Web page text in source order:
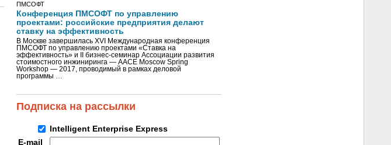
ПМСОФТ
Конференция ПМСОФТ по управлению
проектами: российские предприятия делают
ставку на эффективность
В Москве завершилась XVI Международная конференция
ПМСОФТ по управлению проектами «Ставка на
эффективность» и II бизнес-семинар Ассоциации развития
стоимостного инжиниринга — AACE Moscow Spring
Workshop — 2017, проводимый в рамках деловой
программы …
Подписка на рассылки
Intelligent Enterprise Express
E-mail